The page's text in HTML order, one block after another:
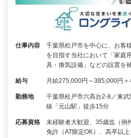
仕事内容
千葉県松戸市を中心に、お客
を目指す当社において「家庭
具・換気設備」などの設置を
給与 月給275,000円～385,000円＋
勤務地
千葉県松戸市六高台2-8／東
線「元山駅」徒歩15分
応募資格
未経験者大歓迎、35歳迄（例
免許（AT限定OK）、高卒以